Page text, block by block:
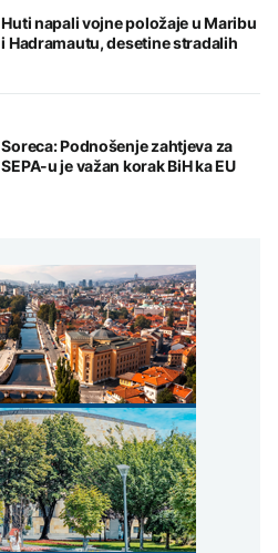
Huti napali vojne položaje u Maribu
i Hadramautu, desetine stradalih
Soreca: Podnošenje zahtjeva za
SEPA-u je važan korak BiH ka EU